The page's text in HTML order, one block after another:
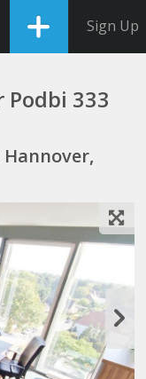
Sign Up
333
Hannover,